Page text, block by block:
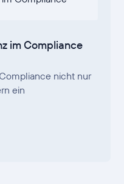
im Compliance
nicht nur
ein